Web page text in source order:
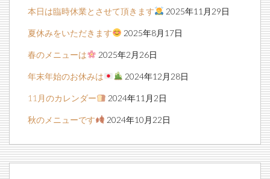
本日は臨時休業とさせて頂きます 2025年11月29日
夏休みをいただきます 2025年8月17日
春のメニューは 2025年2月26日
年末年始のお休みは 2024年12月28日
11月のカレンダー 2024年11月2日
秋のメニューです 2024年10月22日